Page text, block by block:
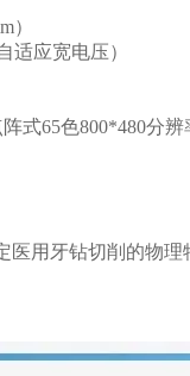
）
适应宽电压）
式65色800*480分辨
医用牙钻切削的物理